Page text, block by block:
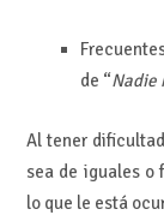
de “Nadie
Al tener
sea de iguales o
lo que le está